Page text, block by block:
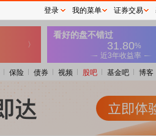
保险 债券 视频 股吧 基金吧 博客
登录 我的菜单 证券交易